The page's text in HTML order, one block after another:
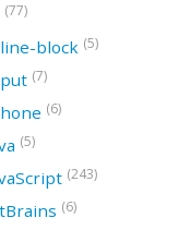
(77)
block (5)
(7)
(6)
(5)
(243)
(6)